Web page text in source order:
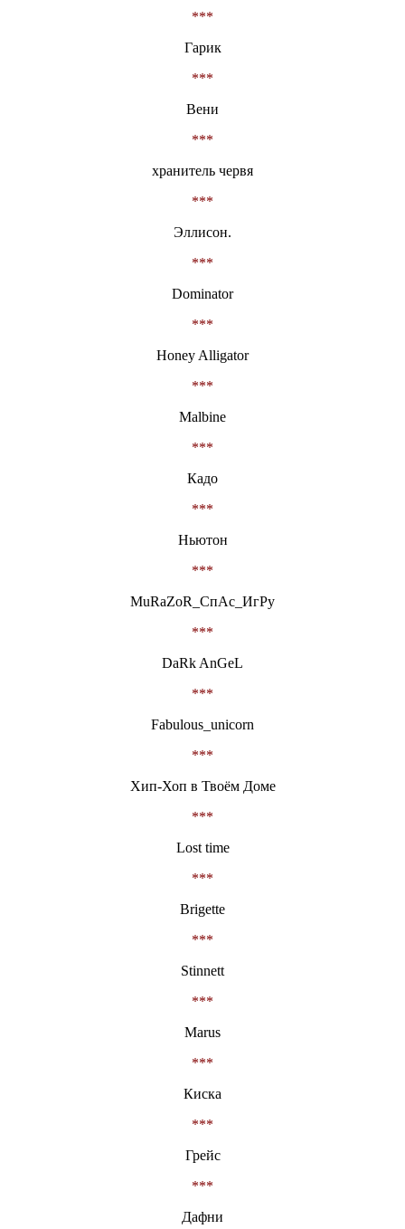
***
Гарик
***
Вени
***
хранитель червя
***
Эллисон.
***
Dominator
***
Honey Alligator
***
Malbine
***
Кадо
***
Ньютон
***
MuRaZoR_СпАс_ИгРу
***
DaRk AnGeL
***
Fabulous_unicorn
***
Хип-Хоп в Твоём Доме
***
Lost time
***
Brigette
***
Stinnett
***
Marus
***
Киска
***
Грейс
***
Дафни